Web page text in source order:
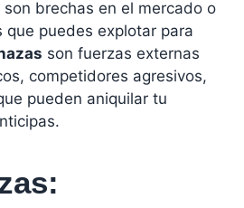
son brechas en el mercado o
que puedes explotar para
son fuerzas externas
competidores agresivos,
pueden aniquilar tu